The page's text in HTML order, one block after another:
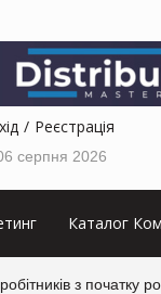
Реєстрація
серпня 2026
Каталог
з початку